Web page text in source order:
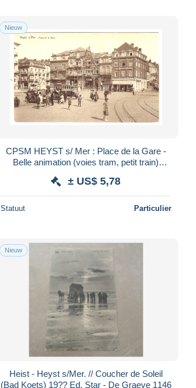
Nieuw
CPSM HEYST s/ Mer : Place de la Gare -
Belle animation (voies tram, petit train)
± US$ 5,78
Statuut Particulier
Nieuw
Heist - Heyst s/Mer. // Coucher de Soleil
(Bad Koets) 19?? Ed. Star - De Graeve 1146